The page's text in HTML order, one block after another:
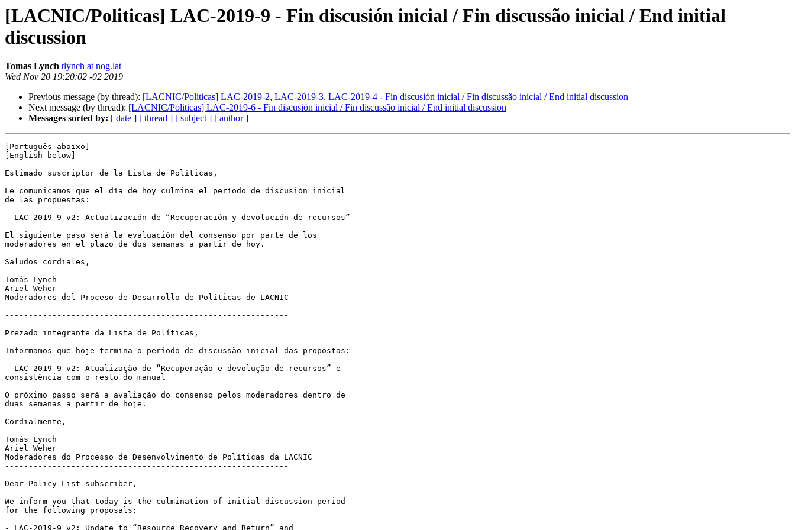
[LACNIC/Politicas] LAC-2019-9 - Fin discusión inicial / Fin discussão inicial / End initial
discussion
Tomas Lynch tlynch at nog.lat
Wed Nov 20 19:20:02 -02 2019
Previous message (by thread): [LACNIC/Politicas] LAC-2019-2, LAC-2019-3, LAC-2019-4 - Fin discusión inicial / Fin discussão inicial / End initial discussion
Next message (by thread): [LACNIC/Politicas] LAC-2019-6 - Fin discusión inicial / Fin discussão inicial / End initial discussion
Messages sorted by: [ date ] [ thread ] [ subject ] [ author ]
[Português abaixo]
[English below]
Estimado suscriptor de la Lista de Políticas,
Le comunicamos que el día de hoy culmina el período de discusión inicial
de las propuestas:
- LAC-2019-9 v2: Actualización de “Recuperación y devolución de recursos”
El siguiente paso será la evaluación del consenso por parte de los
moderadores en el plazo de dos semanas a partir de hoy.
Saludos cordiales,
Tomás Lynch
Ariel Weher
Moderadores del Proceso de Desarrollo de Políticas de LACNIC
------------------------------------------------------------
Prezado integrante da Lista de Políticas,
Informamos que hoje termina o período de discussão inicial das propostas:
- LAC-2019-9 v2: Atualização de “Recuperação e devolução de recursos” e
consistência com o resto do manual
O próximo passo será a avaliação do consenso pelos moderadores dentro de
duas semanas a partir de hoje.
Cordialmente,
Tomás Lynch
Ariel Weher
Moderadores do Processo de Desenvolvimento de Políticas da LACNIC
------------------------------------------------------------
Dear Policy List subscriber,
We inform you that today is the culmination of initial discussion period
for the following proposals:
- LAC-2019-9 v2: Update to “Resource Recovery and Return” and